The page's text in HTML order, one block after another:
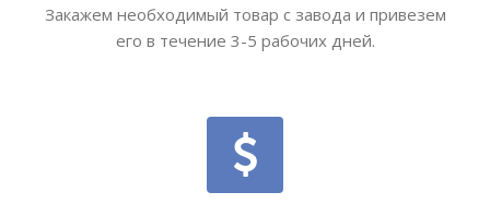
Закажем необходимый товар с завода и привезем
его в течение 3-5 рабочих дней.